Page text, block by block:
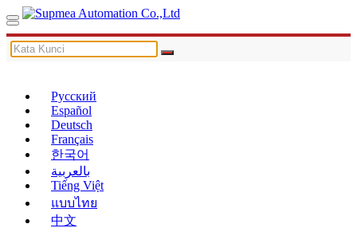
Русский
Español
Deutsch
Français
한국어
بالعربية
Tiếng Việt
แบบไทย
中文